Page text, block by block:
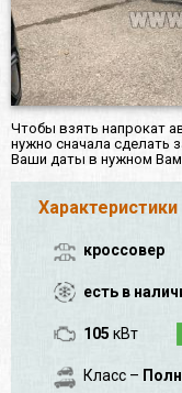
Чтобы взять напрокат
нужно сначала сделать
Ваши даты в нужном Вам
кроссовер
есть в
105 кВт
Класс –